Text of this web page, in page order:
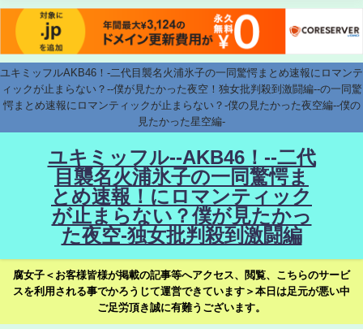
ユキミッフルAKB46！-二代目襲名火浦氷子の一同驚愕まとめ速報にロマンテ
ィックが止まらない？--僕が見たかった夜空！独女批判殺到激闘編--の一同驚
愕まとめ速報にロマンティックが止まらない？-僕の見たかった夜空編--僕の
見たかった星空編-
ユキミッフル--AKB46！--二代
目襲名火浦氷子の一同驚愕ま
とめ速報！にロマンティック
が止まらない？僕が見たかっ
た夜空-独女批判殺到激闘編
腐女子＜お客様皆様が掲載の記事等へアクセス、閲覧、こちらのサービ
スを利用される事でかろうじて運営できています＞本日は足元が悪い中
ご足労頂き誠に有難うございます。